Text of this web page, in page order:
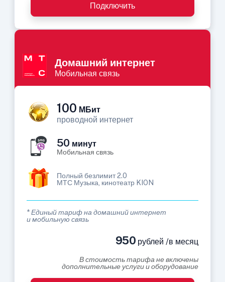
Подключить
Домашний интернет
Мобильная связь
100 МБит
проводной интернет
50 минут
Мобильная связь
Полный безлимит 2.0
МТС Музыка, кинотеатр KION
* Единый тариф на домашний интернет
и мобильную связь
950 рублей /в месяц
В стоимость тарифа не включены
дополнительные услуги и оборудование